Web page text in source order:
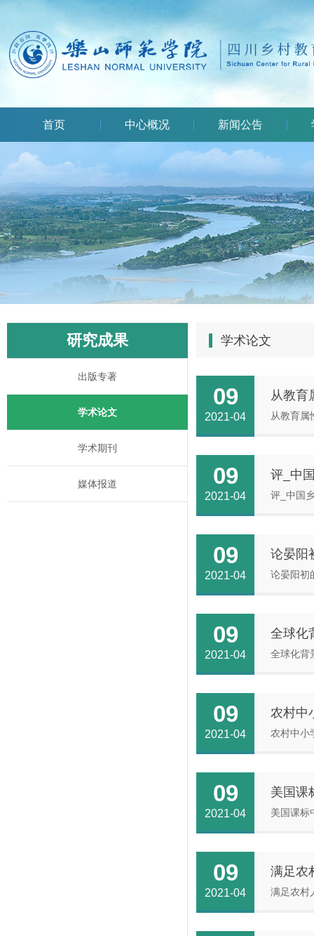
首页 中心概况 新闻公告
研究成果
出版专著
学术论文
学术期刊
媒体报道
学术论文
09
2021-04
从教育
从教育属
09
2021-04
评_中
评_中国
09
2021-04
论晏阳
论晏阳初
09
2021-04
全球化
全球化背
09
2021-04
农村中
农村中小
09
2021-04
美国课
美国课标
09
2021-04
满足农
满足农村